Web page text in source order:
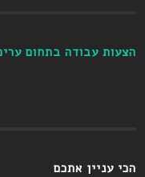
הצעות עבודה בתחום
הכי עניין אתכם